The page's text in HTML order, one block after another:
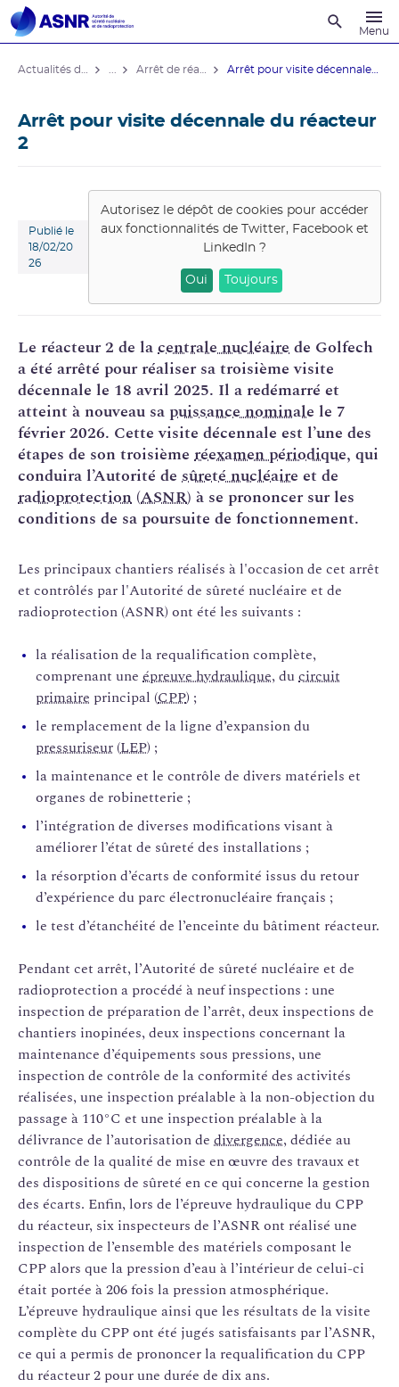
Menu
Arrêt pour visite décennale du réacteur
2
Publié le
18/02/20
26
Autorisez le dépôt de cookies pour accéder
aux fonctionnalités de Twitter, Facebook et
LinkedIn?
Oui Toujours
Le réacteur 2 de lacentrale nucléairede Golfech
a été arrêté pour réaliser sa troisième visite
décennale le 18 avril 2025. Il a redémarré et
atteint à nouveau sa puissance nominale le 7
février 2026. Cette visite décennale est l’une des
étapes de son troisième réexamen périodique, qui
conduira l’Autorité de sûreté nucléaire et de
radioprotection (ASNR) à se prononcer sur les
conditions de sa poursuite de fonctionnement.
Les principaux chantiers réalisés à l'occasion de cet arrêt
et contrôlés par l'Autorité de sûreté nucléaire et de
radioprotection (ASNR) ont été les suivants :
la réalisation de la requalification complète,
comprenant une épreuve hydraulique, ducircuit
primaire principal (CPP) ;
le remplacement de la ligne d’expansion du
pressuriseur (LEP) ;
la maintenance et le contrôle de divers matériels et
organes de robinetterie ;
l’intégration de diverses modifications visant à
améliorer l’état de sûreté des installations ;
la résorption d’écarts de conformité issus du retour
d’expérience du parc électronucléaire français ;
le test d’étanchéité de l’enceinte du bâtiment réacteur.
Pendant cet arrêt, l’Autorité de sûreté nucléaire et de
radioprotection a procédé à neuf inspections : une
inspection de préparation de l’arrêt, deux inspections de
chantiers inopinées, deux inspections concernant la
maintenance d’équipements sous pressions, une
inspection de contrôle de la conformité des activités
réalisées, une inspection préalable à la non-objection du
passage à 110°C et une inspection préalable à la
délivrance de l’autorisation de divergence, dédiée au
contrôle de la qualité de mise en œuvre des travaux et
des dispositions de sûreté en ce qui concerne la gestion
des écarts. Enfin, lors de l’épreuve hydraulique du CPP
du réacteur, six inspecteurs de l’ASNR ont réalisé une
inspection de l’ensemble des matériels composant le
CPP alors que la pression d’eau à l’intérieur de celui-ci
était portée à 206 fois la pression atmosphérique.
L’épreuve hydraulique ainsi que les résultats de la visite
complète du CPP ont été jugés satisfaisants par l’ASNR,
ce qui a permis de prononcer la requalification du CPP
du réacteur 2 pour une durée de dix ans.